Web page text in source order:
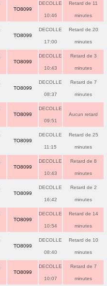
TO8099
DECOLLE
10:46
Retard de 11
minutes
TO8099
DECOLLE
17:00
Retard de 20
minutes
TO8099
DECOLLE
10:43
Retard de 3
minutes
TO8099
DECOLLE
08:37
Retard de 7
minutes
TO8099
DECOLLE
09:51
Aucun retard
TO8099
DECOLLE
11:15
Retard de 25
minutes
TO8099
DECOLLE
10:43
Retard de 8
minutes
TO8099
DECOLLE
16:42
Retard de 2
minutes
TO8099
DECOLLE
10:54
Retard de 14
minutes
TO8099
DECOLLE
08:40
Retard de 10
minutes
TO8099
DECOLLE
10:07
Retard de 7
minutes